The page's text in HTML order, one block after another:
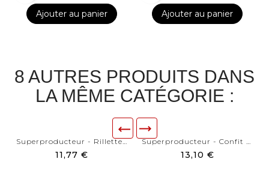
Ajouter au panier Ajouter au panier
8 AUTRES PRODUITS DANS
LA MÊME CATÉGORIE :
Superproducteur - Rillettes...
11,77 € 13,10 €